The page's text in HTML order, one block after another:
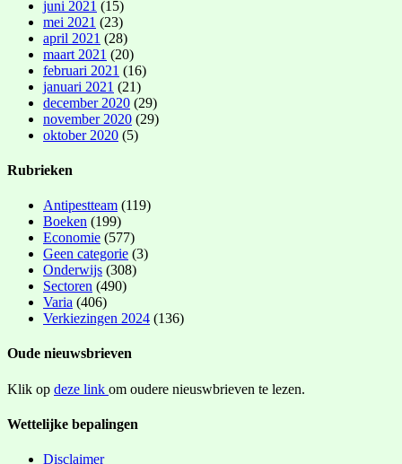
juni 2021 (15)
mei 2021 (23)
april 2021 (28)
maart 2021 (20)
februari 2021 (16)
januari 2021 (21)
december 2020 (29)
november 2020 (29)
oktober 2020 (5)
Rubrieken
Antipestteam (119)
Boeken (199)
Economie (577)
Geen categorie (3)
Onderwijs (308)
Sectoren (490)
Varia (406)
Verkiezingen 2024 (136)
Oude nieuwsbrieven
Klik op deze link om oudere nieuswbrieven te lezen.
Wettelijke bepalingen
Disclaimer